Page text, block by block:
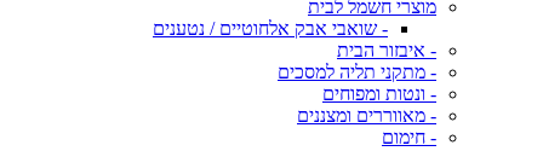
מוצרי חשמל לבית
- שואבי אבק אלחוטיים / נטענים
- איבזור הבית
- מתקני תליה למסכים
- ונטות ומפוחים
- מאווררים ומצננים
- חימום